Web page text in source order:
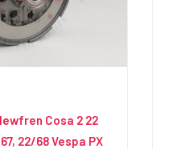
Cosa 2 22
22/68 Vespa PX